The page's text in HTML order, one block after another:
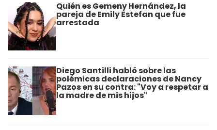
Quién es Gemeny Hernández, la
pareja de Emily Estefan que fue
arrestada
Diego Santilli habló sobre las
polémicas declaraciones de Nancy
Pazos en su contra: "Voy a respetar a
la madre de mis hijos"